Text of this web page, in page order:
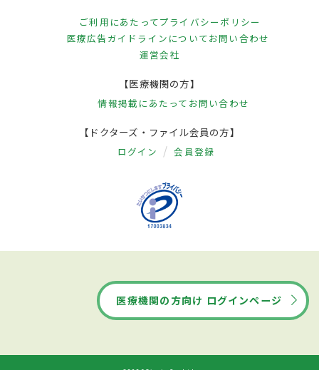
ご利用にあたってプライバシーポリシー
医療広告ガイドラインについてお問い合わせ
運営会社
【医療機関の方】
情報掲載にあたって お問い合わせ
【ドクターズ・ファイル会員の方】
ログイン 会員登録
医療機関の方向け ログインページ